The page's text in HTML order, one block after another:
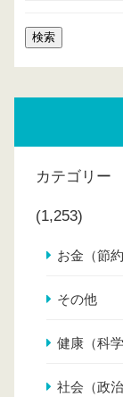
カテゴリー
(1,253)
お金（節
その他
健康（科
社会（政